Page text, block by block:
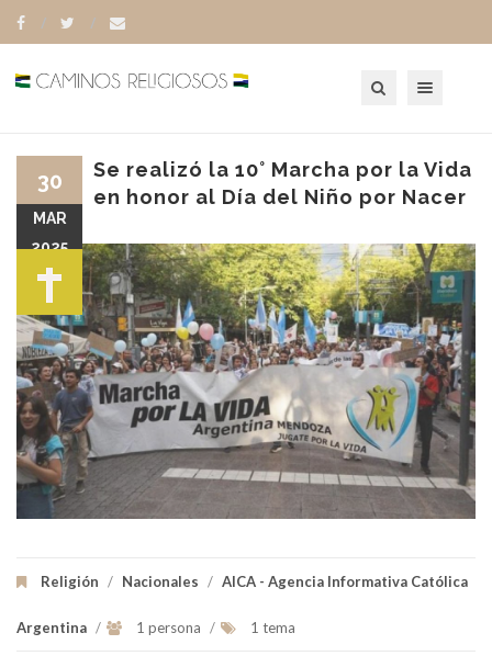
Se realizó la 10° Marcha por la Vida
en honor al Día del Niño por Nacer
Religión / Nacionales / AICA - Agencia Informativa Católica
Argentina / 1 persona / 1 tema
30
MAR
2025